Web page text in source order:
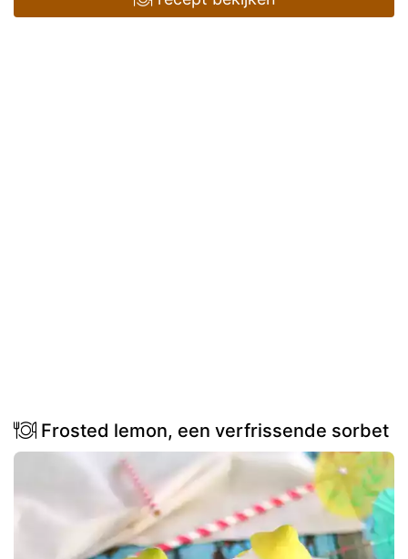
Frosted lemon, een verfrissende sorbet